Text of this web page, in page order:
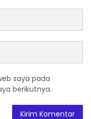
saya pada
berikutnya.